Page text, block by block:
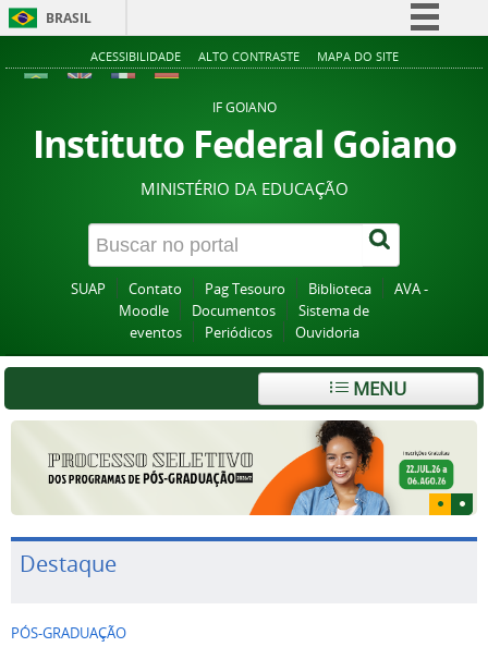
BRASIL
Simplifique!
Acesso à informação
Legislação
Canais
ACESSIBILIDADE ALTO CONTRASTE MAPA DO SITE
IF GOIANO
Instituto Federal Goiano
MINISTÉRIO DA EDUCAÇÃO
SUAP Contato Pag Tesouro Biblioteca
AVA -
Moodle
Documentos
Sistema de
eventos
Periódicos Ouvidoria
MENU
Destaque
PÓS-GRADUAÇÃO